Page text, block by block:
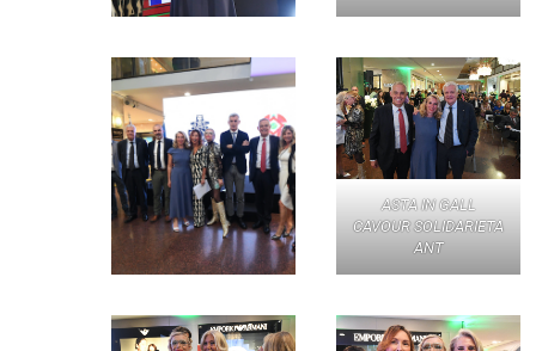
ASTA IN GALL
CAVOUR SOLIDARIETA
ANT